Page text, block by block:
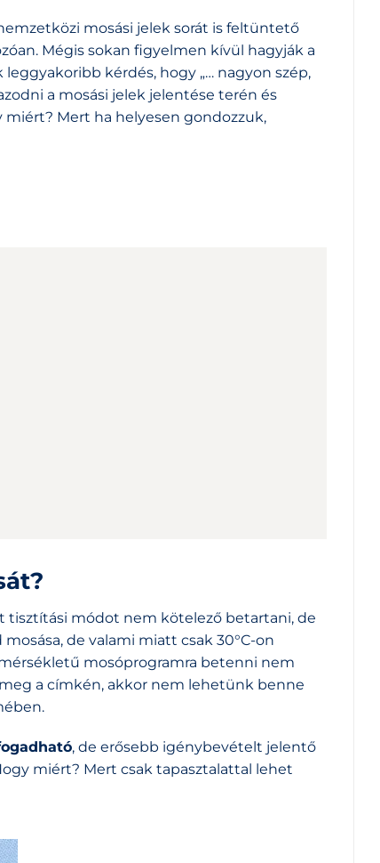
mosási jelek sorát is feltüntető
Mégis sokan figyelmen kívül hagyják a
kérdés, hogy „… nagyon szép,
a mosási jelek jelentése terén és
Mert ha helyesen gondozzuk,
tisztítási módot nem kötelező betartani, de
de valami miatt csak 30°C-on
mosóprogramra betenni nem
a címkén, akkor nem lehetünk benne
, de erősebb igénybevételt jelentő
miért? Mert csak tapasztalattal lehet